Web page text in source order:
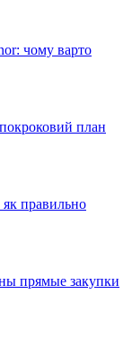
чому варто
план
правильно
прямые закупки